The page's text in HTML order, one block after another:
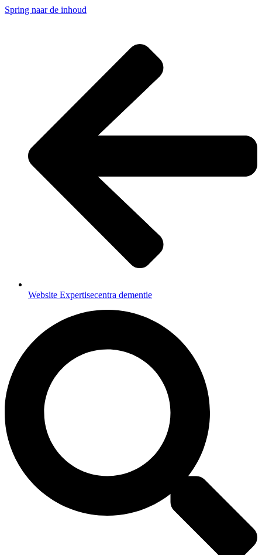
Spring naar de inhoud
Website Expertisecentra dementie